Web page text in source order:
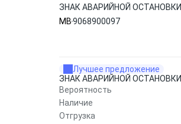
ЗНАК АВАРИЙНОЙ ОСТАНОВКИ
MB9068900097
Лучшее предложение
ЗНАК АВАРИЙНОЙ ОСТАНОВКИ
Вероятность
Наличие
Отгрузка